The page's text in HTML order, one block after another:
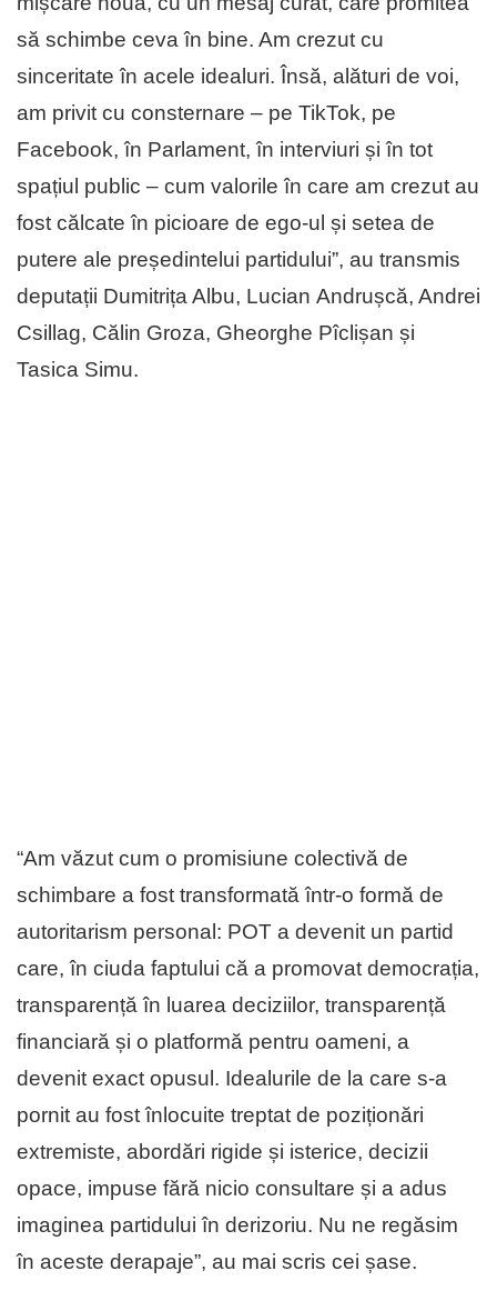
să schimbe ceva în bine. Am crezut cu
sinceritate în acele idealuri. Însă, alături de voi,
am privit cu consternare – pe TikTok, pe
Facebook, în Parlament, în interviuri și în tot
spațiul public – cum valorile în care am crezut au
fost călcate în picioare de ego-ul și setea de
putere ale președintelui partidului”, au transmis
deputații Dumitrița Albu, Lucian Andrușcă, Andrei
Csillag, Călin Groza, Gheorghe Pîclișan și
Tasica Simu.
“Am văzut cum o promisiune colectivă de
schimbare a fost transformată într-o formă de
autoritarism personal: POT a devenit un partid
care, în ciuda faptului că a promovat democrația,
transparență în luarea deciziilor, transparență
financiară și o platformă pentru oameni, a
devenit exact opusul. Idealurile de la care s-a
pornit au fost înlocuite treptat de poziționări
extremiste, abordări rigide și isterice, decizii
opace, impuse fără nicio consultare și a adus
imaginea partidului în derizoriu. Nu ne regăsim
în aceste derapaje”, au mai scris cei șase.